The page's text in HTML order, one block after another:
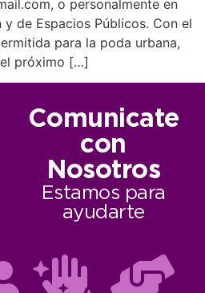
o personalmente en
y de Espacios Públicos. Con el
para la poda urbana,
próximo […]
Comunicate
con
Nosotros
Estamos para
ayudarte